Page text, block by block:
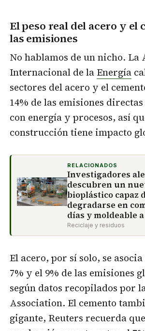
El peso real del acero y el
las emisiones
No hablamos de un nicho. La
Internacional de la Energía
sectores del acero y el
14% de las emisiones
con energía y procesos, así
construcción tiene impacto
RELACIONADOS
Investigadores
descubren un
bioplástico capaz
degradarse en
días y moldeable a
Reciclaje y residuos
El acero, por sí solo, se
7% y el 9% de las emisiones
según datos recopilados por
Association. El cemento
gigante, Reuters recuerda